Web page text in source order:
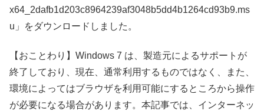
x64_2dafb1d203c8964239af3048b5dd4b1264cd93b9.ms
u」をダウンロードしました。
【おことわり】Windows 7 は、製造元によるサポートが
終了しており、現在、通常利用するものではなく、また、
環境によってはブラウザを利用可能にするところから操作
が必要になる場合があります。本記事では、インターネッ